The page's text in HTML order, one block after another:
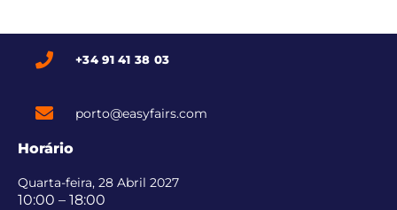
+34 91 41 38 03
porto@easyfairs.com
Horário
Quarta-feira, 28 Abril 2027
10:00 – 18:00